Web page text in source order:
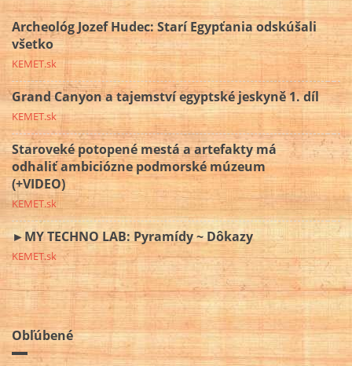
Archeológ Jozef Hudec: Starí Egypťania odskúšali
všetko
KEMET.sk
Grand Canyon a tajemství egyptské jeskyně 1. díl
KEMET.sk
Staroveké potopené mestá a artefakty má
odhaliť ambiciózne podmorské múzeum
(+VIDEO)
KEMET.sk
►MY TECHNO LAB: Pyramídy ~ Dôkazy
KEMET.sk
Obľúbené